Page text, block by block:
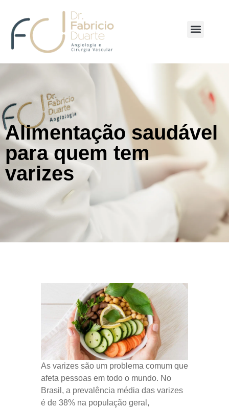
Alimentação saudável
para quem tem
varizes
As varizes são um problema comum que
afeta pessoas em todo o mundo. No
Brasil, a prevalência média das varizes
é de 38% na população geral,